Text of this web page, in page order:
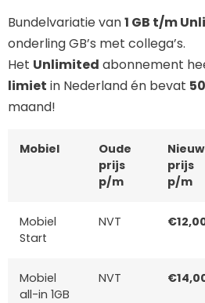
Bundelvariatie van1 GB t/m
onderling GB’s met collega’s.
Het Unlimited abonnement
limiet in Nederland én bevat
maand!
Mobiel
Oude
prijs
p/m
prijs
p/m
Mobiel
Start
NVT
Mobiel
all-in 1GB
NVT